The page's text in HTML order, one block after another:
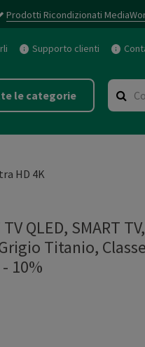
Prodotti Ricondizionati
Supporto clienti
le categorie
HD 4K
QLED, SMART
Titanio, Classe
- 10%